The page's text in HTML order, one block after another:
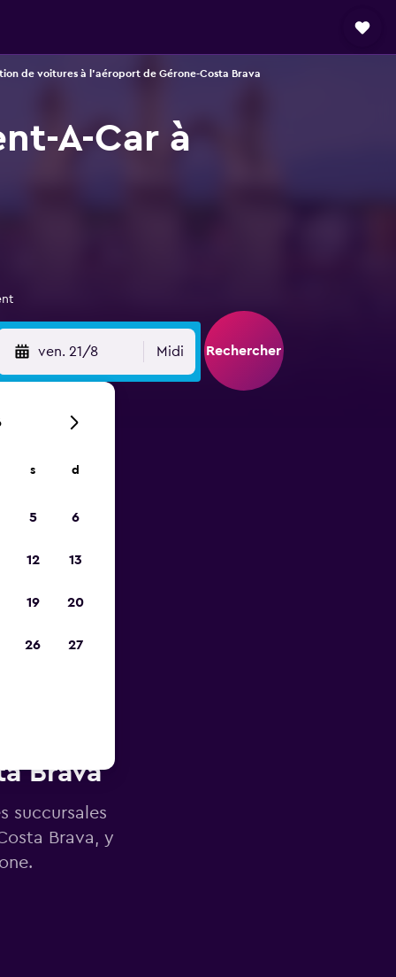
de voitures à l'aéroport de Gérone-Costa Brava
A-Car à
ven. 21/8 Midi Rechercher
Brava
succursales
Brava, y
s d
5 6
12 13
19 20
26 27